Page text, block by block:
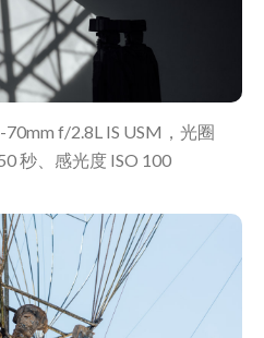
70mm f/2.8L IS USM，光圈
秒、感光度 ISO 100